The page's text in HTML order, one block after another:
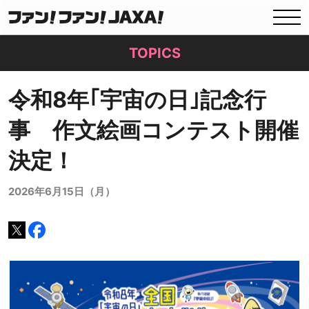
TOPICS
令和8年｢宇宙の日｣記念行
事 作文絵画コンテスト開催
決定！
2026年6月15日（月）